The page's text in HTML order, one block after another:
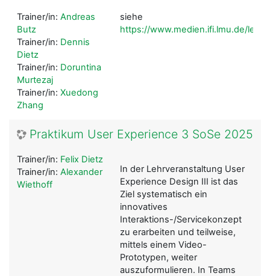
siehe
https://www.medien.ifi.lmu.de/
Trainer/in: Andreas
Butz
Trainer/in: Dennis
Dietz
Trainer/in: Doruntina
Murtezaj
Trainer/in: Xuedong
Zhang
Praktikum User Experience 3 SoSe 2025
In der Lehrveranstaltung User
Experience Design III ist das
Ziel systematisch ein
innovatives
Interaktions-/Servicekonzept
zu erarbeiten und teilweise,
mittels einem Video-
Prototypen, weiter
auszuformulieren. In Teams
Trainer/in: Felix Dietz
Trainer/in: Alexander
Wiethoff